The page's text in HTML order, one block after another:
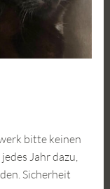
bitte keinen
Jahr dazu,
Sicherheit